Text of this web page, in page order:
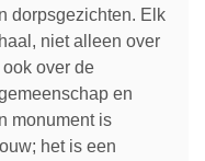
dorpsgezichten. Elk
niet alleen over
over de
en
monument is
het is een